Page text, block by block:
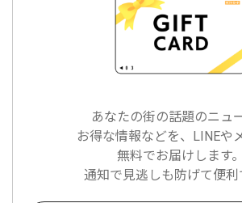
あなたの街の話題のニュ
お得な情報などを、LINEや
無料でお届けします。
通知で見逃しも防げて便利